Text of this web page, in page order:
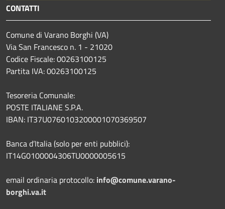
CONTATTI
Comune di Varano Borghi (VA)
Via San Francesco n. 1 - 21020
Codice Fiscale: 00263100125
Partita IVA: 00263100125
Tesoreria Comunale:
POSTE ITALIANE S.P.A.
IBAN: IT37U0760103200001070369507
Banca d’Italia (solo per enti pubblici):
IT14G0100004306TU0000005615
email ordinaria protocollo: info@comune.varano-
borghi.va.it